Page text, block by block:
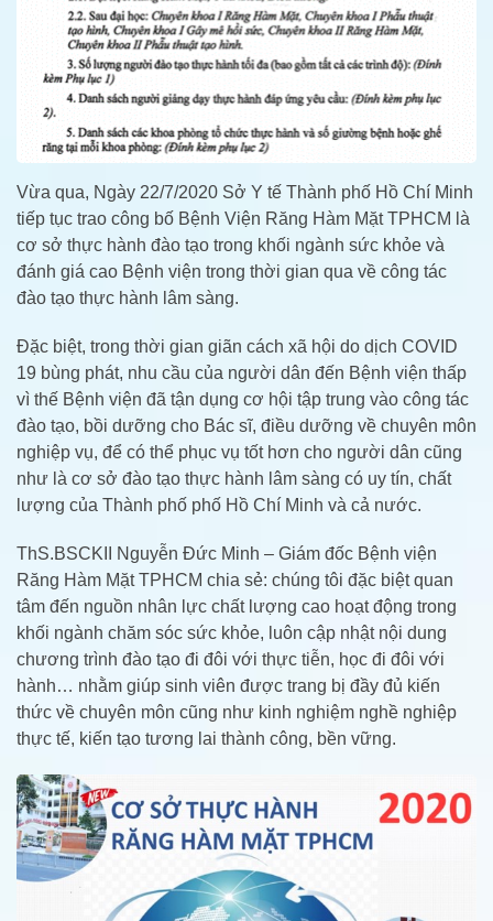
Vừa qua, Ngày 22/7/2020 Sở Y tế Thành phố Hồ Chí Minh
tiếp tục trao công bố Bệnh Viện Răng Hàm Mặt TPHCM là
cơ sở thực hành đào tạo trong khối ngành sức khỏe và
đánh giá cao Bệnh viện trong thời gian qua về công tác
đào tạo thực hành lâm sàng.
Đặc biệt, trong thời gian giãn cách xã hội do dịch COVID
19 bùng phát, nhu cầu của người dân đến Bệnh viện thấp
vì thế Bệnh viện đã tận dụng cơ hội tập trung vào công tác
đào tạo, bồi dưỡng cho Bác sĩ, điều dưỡng về chuyên môn
nghiệp vụ, để có thể phục vụ tốt hơn cho người dân cũng
như là cơ sở đào tạo thực hành lâm sàng có uy tín, chất
lượng của Thành phố phố Hồ Chí Minh và cả nước.
ThS.BSCKII Nguyễn Đức Minh – Giám đốc Bệnh viện
Răng Hàm Mặt TPHCM chia sẻ: chúng tôi đặc biệt quan
tâm đến nguồn nhân lực chất lượng cao hoạt động trong
khối ngành chăm sóc sức khỏe, luôn cập nhật nội dung
chương trình đào tạo đi đôi với thực tiễn, học đi đôi với
hành… nhằm giúp sinh viên được trang bị đầy đủ kiến
thức về chuyên môn cũng như kinh nghiệm nghề nghiệp
thực tế, kiến tạo tương lai thành công, bền vững.